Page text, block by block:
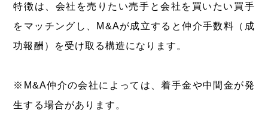
特徴は、会社を売りたい売手と会社を買いたい買手
をマッチングし、M&Aが成立すると仲介手数料（成
功報酬）を受け取る構造になります。
※M&A仲介の会社によっては、着手金や中間金が発
生する場合があります。